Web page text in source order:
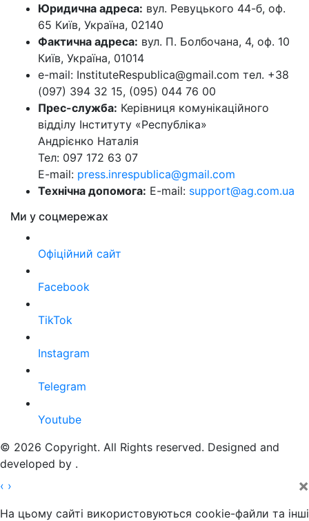
Юридична адреса: вул. Ревуцького 44-б, оф.
65 Київ, Україна, 02140
Фактична адреса: вул. П. Болбочана, 4, оф. 10
Київ, Україна, 01014
e-mail: InstituteRespublica@gmail.com тел. +38
(097) 394 32 15, (095) 044 76 00
Прес-служба: Керівниця комунікаційного
відділу Інституту «Республіка»
Андрієнко Наталія
Тел: 097 172 63 07
E-mail: press.inrespublica@gmail.com
Технічна допомога: E-mail: support@ag.com.ua
Ми у соцмережах
Офіційний сайт
Facebook
TikTok
Instagram
Telegram
Youtube
© 2026 Copyright. All Rights reserved. Designed and
developed by .
‹ › ×
На цьому сайті використовуються cookie-файли та інші